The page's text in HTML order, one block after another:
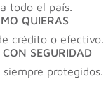
todo el país.
QUIERAS
crédito o efectivo.
SEGURIDAD
siempre protegidos.